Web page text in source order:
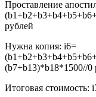
Проставление
рублей
Нужна копия: i6=
(b7+b13)*b18*1500//0
Итоговая стоимость: